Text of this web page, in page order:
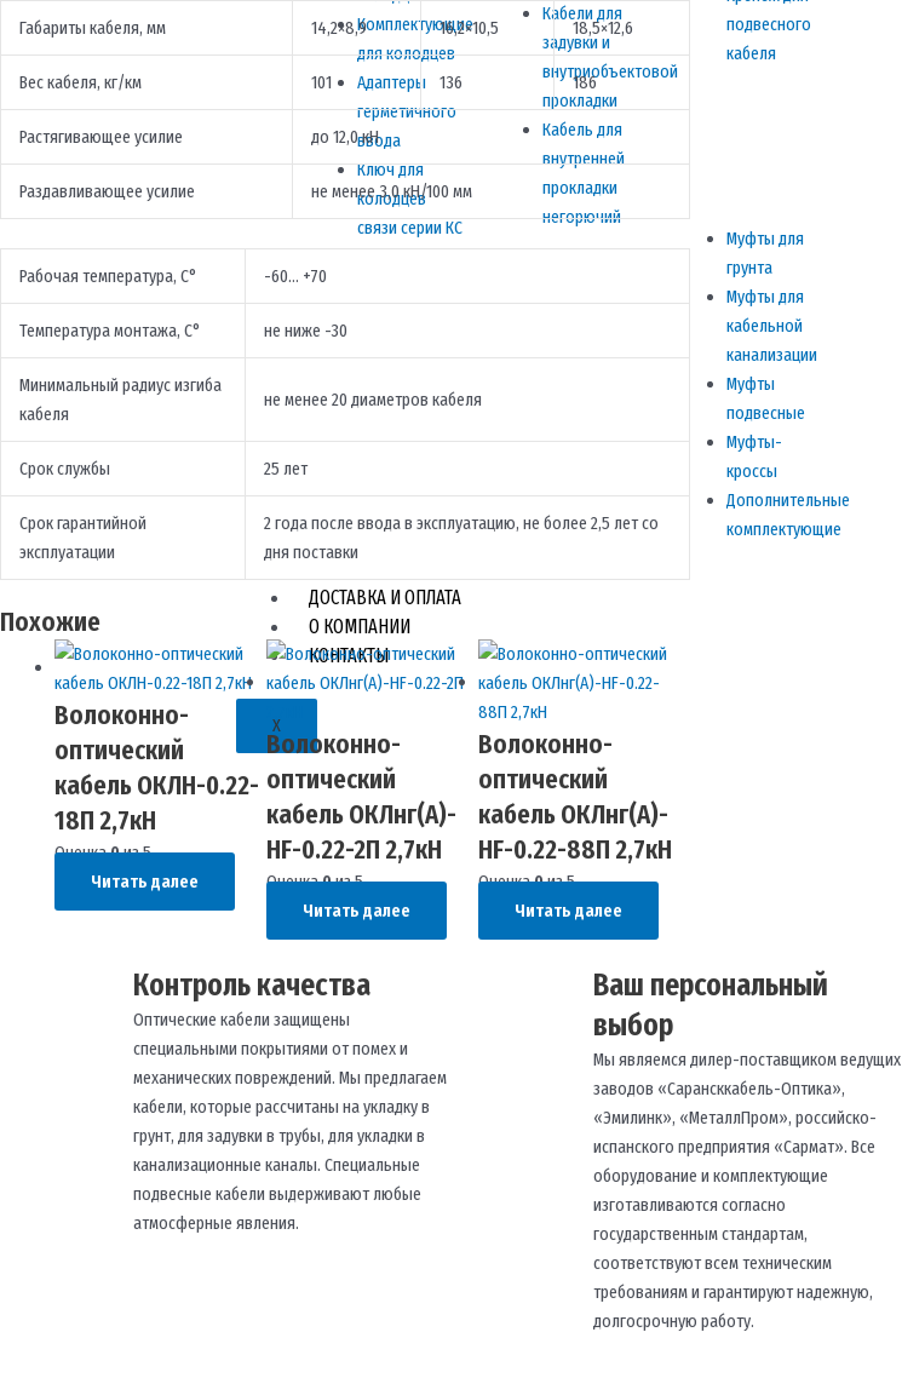
Комплектующие
для колодцев
Адаптеры
герметичного
ввода
Ключ для
колодцев
связи серии КС
Кабели для
задувки и
внутриобъектовой
прокладки
Кабель для
внутренней
прокладки
негорючий
подвесного
кабеля
Муфты для
грунта
Муфты для
кабельной
канализации
Муфты
подвесные
Муфты-
кроссы
Дополнительные
комплектующие
ДОСТАВКА И ОПЛАТА
О КОМПАНИИ
КОНТАКТЫ
X
Габариты кабеля, мм 14,2×8,9 16,2×10,5 18,5×12,6
Вес кабеля, кг/км 101 136 186
Растягивающее усилие до 12,0 кН
Раздавливающее усилие не менее 3,0 кН/100 мм
Рабочая температура, С° -60… +70
Температура монтажа, С° не ниже -30
Минимальный радиус изгиба
кабеля
не менее 20 диаметров кабеля
Срок службы 25 лет
Срок гарантийной
эксплуатации
2 года после ввода в эксплуатацию, не более 2,5 лет со
дня поставки
Похожие
Волоконно-
оптический
кабель ОКЛН-0.22-
18П 2,7кН
Оценка0из 5
Читать далее
Волоконно-
оптический
кабель ОКЛнг(A)-
HF-0.22-2П 2,7кН
Оценка0из 5
Читать далее
Волоконно-
оптический
кабель ОКЛнг(A)-
HF-0.22-88П 2,7кН
Оценка0из 5
Читать далее
Контроль качества
Оптические кабели защищены
специальными покрытиями от помех и
механических повреждений. Мы предлагаем
кабели, которые рассчитаны на укладку в
грунт, для задувки в трубы, для укладки в
канализационные каналы. Специальные
подвесные кабели выдерживают любые
атмосферные явления.
Ваш персональный
выбор
Мы являемся дилер-поставщиком ведущих
заводов «Сарансккабель-Оптика»,
«Эмилинк», «МеталлПром», российско-
испанского предприятия «Сармат». Все
оборудование и комплектующие
изготавливаются согласно
государственным стандартам,
соответствуют всем техническим
требованиям и гарантируют надежную,
долгосрочную работу.